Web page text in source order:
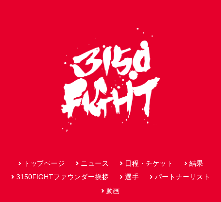
トップページ ニュース 日程・チケット
結果
3150FIGHTファウンダー挨拶
選手
パートナーリスト
動画